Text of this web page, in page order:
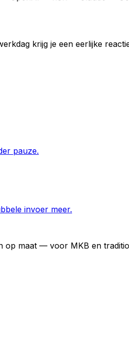
krijg je een eerlijke
pauze.
invoer meer.
op maat — voor MKB en